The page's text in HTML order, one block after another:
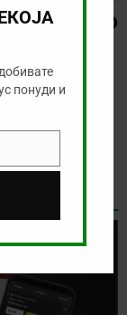
ГРЕМИО
ние ќе го
понуди и